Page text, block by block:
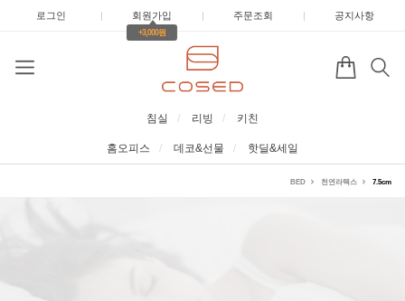
로그인 | 회원가입 |
+3,000원
주문조회 | 공지사항
침실 리빙 키친
홈오피스 데코&선물 핫딜&세일
BED 천연라텍스 7.5cm